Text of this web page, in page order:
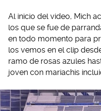
Al inicio del video, Mich
los que se fue de
en todo momento para
los vemos en el clip
ramo de rosas azules
joven con mariachis